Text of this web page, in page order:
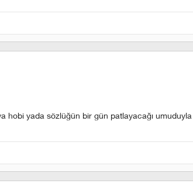
hobi yada sözlüğün bir gün patlayacağı